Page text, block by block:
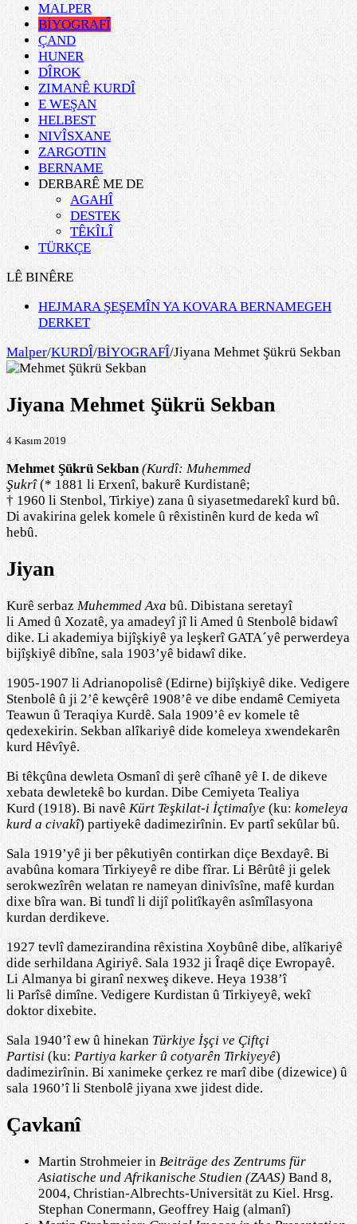
MALPER
BİYOGRAFÎ
ÇAND
HUNER
DÎROK
ZIMANÊ KURDÎ
E WEŞAN
HELBEST
NIVÎSXANE
ZARGOTIN
BERNAME
DERBARÊ ME DE
AGAHÎ
DESTEK
TÊKÎLÎ
TÜRKÇE
LÊ BINÊRE
HEJMARA ŞEŞEMÎN YA KOVARA BERNAMEGEH
DERKET
Malper/KURDÎ/BİYOGRAFÎ/Jiyana Mehmet Şükrü Sekban
Jiyana Mehmet Şükrü Sekban
4 Kasım 2019
Mehmet Şükrü Sekban (Kurdî: Muhemmed
Şukrî(* 1881 li Erxenî, bakurê Kurdistanê;
† 1960 li Stenbol, Tirkiye) zana û siyasetmedarekî kurd bû.
Di avakirina gelek komele û rêxistinên kurd de keda wî
hebû.
Jiyan
Kurê serbazMuhemmed Axa bû. Dibistana seretayî
li Amed û Xozatê, ya amadeyî jî li Amed û Stenbolê bidawî
dike. Li akademiya bijîşkiyê ya leşkerî GATA´yê perwerdeya
bijîşkiyê dibîne, sala 1903’yê bidawî dike.
1905-1907 li Adrianopolisê (Edirne) bijîşkiyê dike. Vedigere
Stenbolê û ji 2’ê kewçêrê 1908’ê ve dibe endamê Cemiyeta
Teawun û Teraqiya Kurdê. Sala 1909’ê ev komele tê
qedexekirin. Sekban alîkariyê dide komeleya xwendekarên
kurd Hêvîyê.
Bi têkçûna dewleta Osmanî di şerê cîhanê yê I. de dikeve
xebata dewletekê bo kurdan. Dibe Cemiyeta Tealiya
Kurd (1918). Bi navêKürt Teşkilat-i İçtimaîye (ku: komeleya
kurd a civakî) partiyekê dadimezirînin. Ev partî sekûlar bû.
Sala 1919’yê ji ber pêkutiyên contirkan diçe Bexdayê. Bi
avabûna komara Tirkiyeyê re dibe fîrar. Li Bêrûtê ji gelek
serokwezîrên welatan re nameyan dinivîsîne, mafê kurdan
dixe bîra wan. Bi tundî li dijî politîkayên asîmîlasyona
kurdan derdikeve.
1927 tevlî damezirandina rêxistina Xoybûnê dibe, alîkariyê
dide serhildana Agiriyê. Sala 1932 ji Îraqê diçe Ewropayê.
Li Almanya bi giranî nexweş dikeve. Heya 1938’î
li Parîsê dimîne. Vedigere Kurdistan û Tirkiyeyê, wekî
doktor dixebite.
Sala 1940’î ew û hinekan Türkiye İşçi ve Çiftçi
Partisi (ku: Partiya karker û cotyarên Tirkiyeyê)
dadimezirînin. Bi xanimeke çerkez re marî dibe (dizewice) û
sala 1960’î li Stenbolê jiyana xwe jidest dide.
Çavkanî
Martin Strohmeier in Beiträge des Zentrums für
Asiatische und Afrikanische Studien (ZAAS) Band 8,
2004, Christian-Albrechts-Universität zu Kiel. Hrsg.
Stephan Conermann, Geoffrey Haig (almanî)